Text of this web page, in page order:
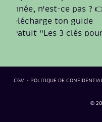
CGV・ POLITIQUE DE
©